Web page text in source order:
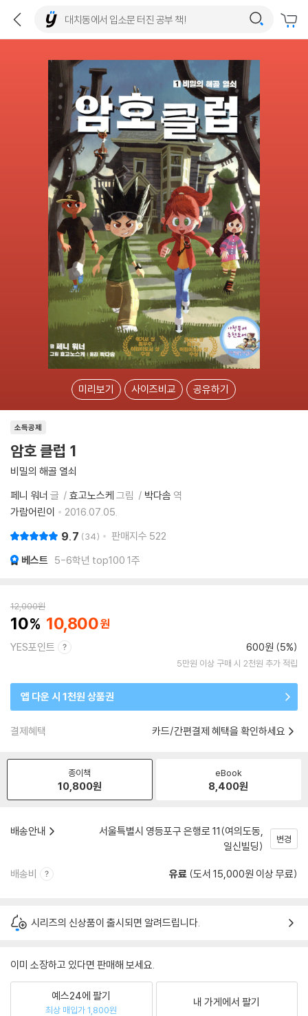
미리보기 사이즈비교 공유하기
소득공제
암호 클럽 1
비밀의 해골 열쇠
페니 워너 글 효고노스케 그림 박다솜 역
가람어린이
2016.07.05.
9.7 34 판매지수 522
베스트 5-6학년 top100 1주
12,000원
10 10,800
YES포인트 600원 (5%)
5만원 이상 구매 시 2천원 추가 적립
앱 다운 시 1천원 상품권
결제혜택 카드/간편결제 혜택을 확인하세요
종이책
10,800원
eBook
8,400원
배송안내
서울특별시 영등포구 은행로 11(여의도동,
일신빌딩)
변경
배송비 유료 (도서 15,000원 이상 무료)
시리즈의 신상품이 출시되면 알려드립니다.
이미 소장하고 있다면 판매해 보세요.
예스24에 팔기
최상 매입가 1,800원
내 가게에서 팔기